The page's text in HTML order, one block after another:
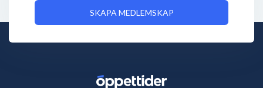
SKAPA MEDLEMSKAP